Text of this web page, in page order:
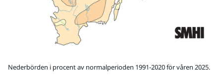
Nederbörden i procent av normalperioden 1991-2020 för våren 2025.